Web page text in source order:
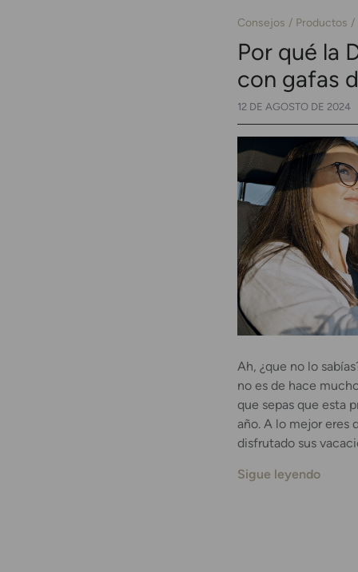
Consejos Productos
Por qué la
con gafas
12 DE AGOSTO DE 2024
Ah, ¿que no lo
no es de hace
que sepas que esta
año. A lo mejor eres
disfrutado sus
Sigue leyendo